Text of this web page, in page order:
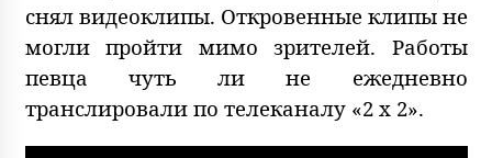
снял видеоклипы. Откровенные клипы не
могли пройти мимо зрителей. Работы
певца чуть ли не ежедневно
транслировали по телеканалу «2 x 2».